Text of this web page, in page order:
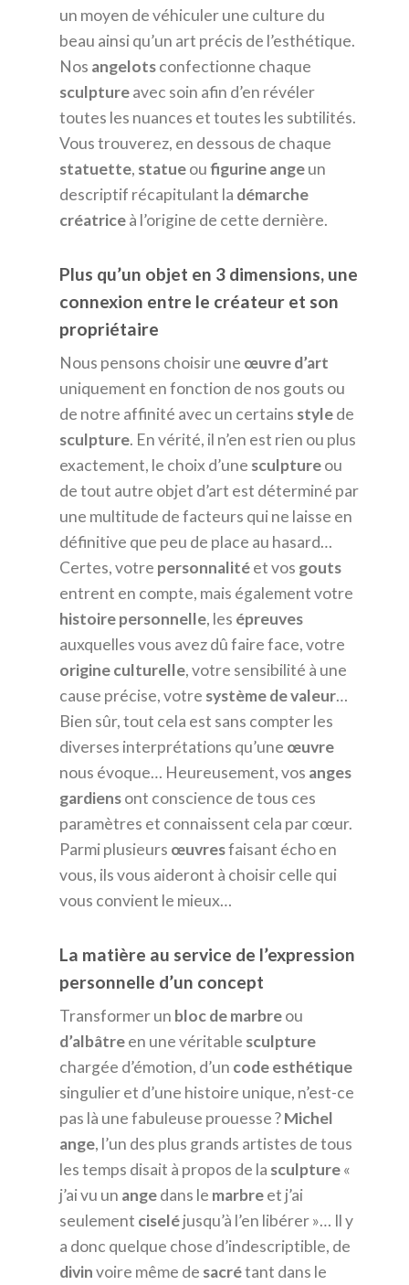
un moyen de véhiculer une culture du
beau ainsi qu’un art précis de l’esthétique.
Nos angelotsconfectionne chaque
sculptureavec soin afin d’en révéler
toutes les nuances et toutes les subtilités.
Vous trouverez, en dessous de chaque
statuette, statueoufigurineangeun
descriptif récapitulant la démarche
créatriceà l’origine de cette dernière.
Plus qu’un objet en 3 dimensions, une
connexion entre le créateur et son
propriétaire
Nous pensons choisir une œuvred’art
uniquement en fonction de nos gouts ou
de notre affinité avec un certains stylede
sculpture. En vérité, il n’en est rien ou plus
exactement, le choix d’une sculptureou
de tout autre objet d’art est déterminé par
une multitude de facteurs qui ne laisse en
définitive que peu de place au hasard…
Certes, votre personnalitéet vos gouts
entrent en compte, mais également votre
histoirepersonnelle, les épreuves
auxquelles vous avez dû faire face, votre
origineculturelle, votre sensibilité à une
cause précise, votre système de valeur…
Bien sûr, tout cela est sans compter les
diverses interprétations qu’une œuvre
nous évoque… Heureusement, vos anges
gardiensont conscience de tous ces
paramètres et connaissent cela par cœur.
Parmi plusieurs œuvresfaisant écho en
vous, ils vous aideront à choisir celle qui
vous convient le mieux…
La matière au service de l’expression
personnelle d’un concept
Transformer un blocde marbreou
d’albâtreen une véritable sculpture
chargée d’émotion, d’un codeesthétique
singulier et d’une histoire unique, n’est-ce
pas là une fabuleuse prouesse ?Michel
ange, l’un des plus grands artistes de tous
les temps disait à propos de la sculpture«
j’ai vu un angedans le marbreet j’ai
seulement ciseléjusqu’à l’en libérer »… Il y
a donc quelque chose d’indescriptible, de
divinvoire même de sacrétant dans le